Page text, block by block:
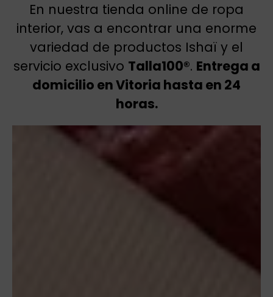
En nuestra tienda online de ropa
interior, vas a encontrar una enorme
variedad de productos Ishaï y el
servicio exclusivo Talla100®. Entrega a
domicilio en Vitoria hasta en 24
horas.